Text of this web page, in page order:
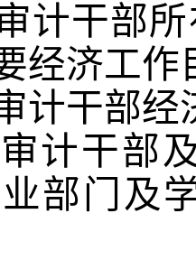
审计干部
经济工作
计干部
审计干部
部门及